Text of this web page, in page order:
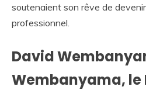
soutenaient son rêve de
professionnel.
David
Wembanyama, le